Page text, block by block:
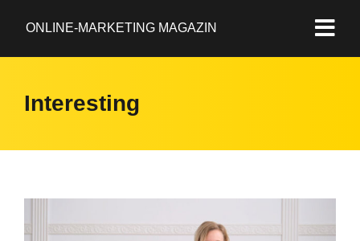
ONLINE-MARKETING MAGAZIN
Interesting